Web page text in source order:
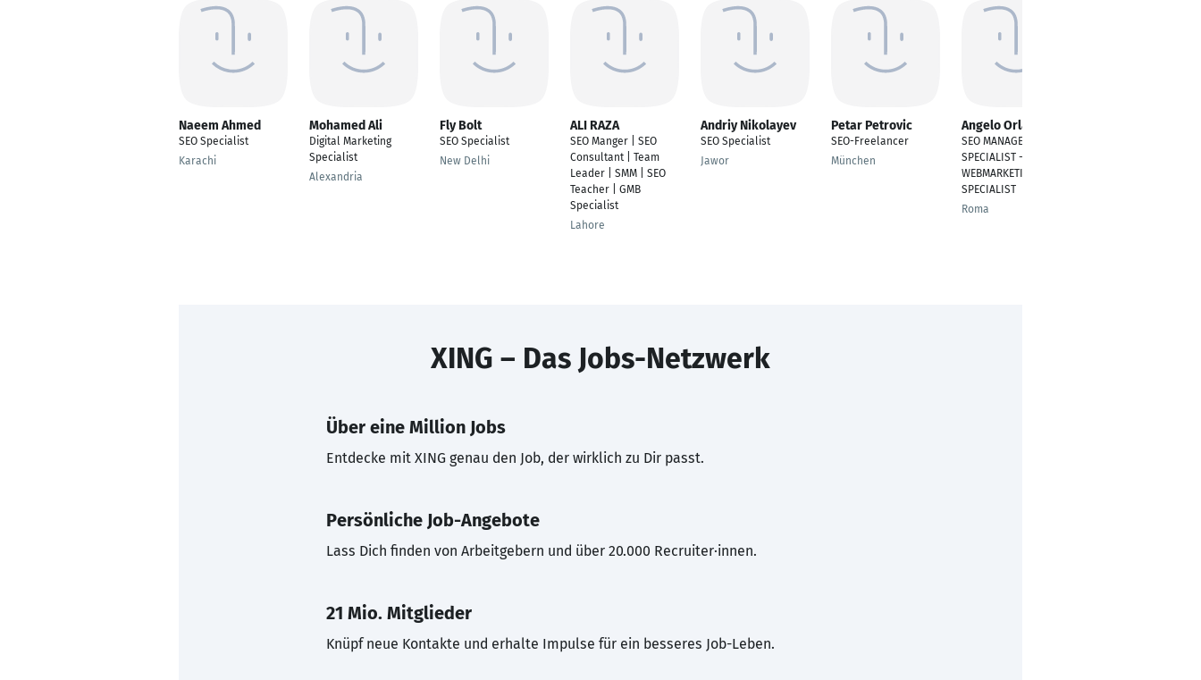
Naeem Ahmed
SEO Specialist
Karachi
Mohamed Ali
Digital Marketing
Specialist
Alexandria
Fly Bolt
SEO Specialist
New Delhi
ALI RAZA
SEO Manger | SEO
Consultant | Team
Leader | SMM | SEO
Teacher | GMB
Specialist
Lahore
Andriy Nikolayev
SEO Specialist
Jawor
Petar Petrovic
SEO-Freelancer
München
Angelo Orlando
SEO MANAGER - SEO
SPECIALIST -
WEBMARKETING
SPECIALIST
Roma
XING – Das Jobs-Netzwerk
Über eine Million Jobs
Entdecke mit XING genau den Job, der wirklich zu Dir passt.
Persönliche Job-Angebote
Lass Dich finden von Arbeitgebern und über 20.000 Recruiter·innen.
21 Mio. Mitglieder
Knüpf neue Kontakte und erhalte Impulse für ein besseres Job-Leben.